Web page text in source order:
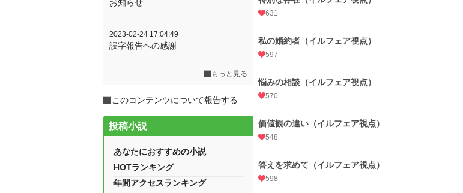
631
私の婚約者（イルフェア視点）
597
悩みの相談（イルフェア視点）
570
価値観の違い（イルフェア視点）
548
答えを求めて（イルフェア視点）
598
お知らせ
2023-02-24 17:04:49
誤字報告への感謝
もっと見る
このコンテンツについて報告する
投稿小説
あなたにおすすめの小説
HOTランキング
年間アクセスランキング